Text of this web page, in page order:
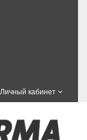
Личный кабинет